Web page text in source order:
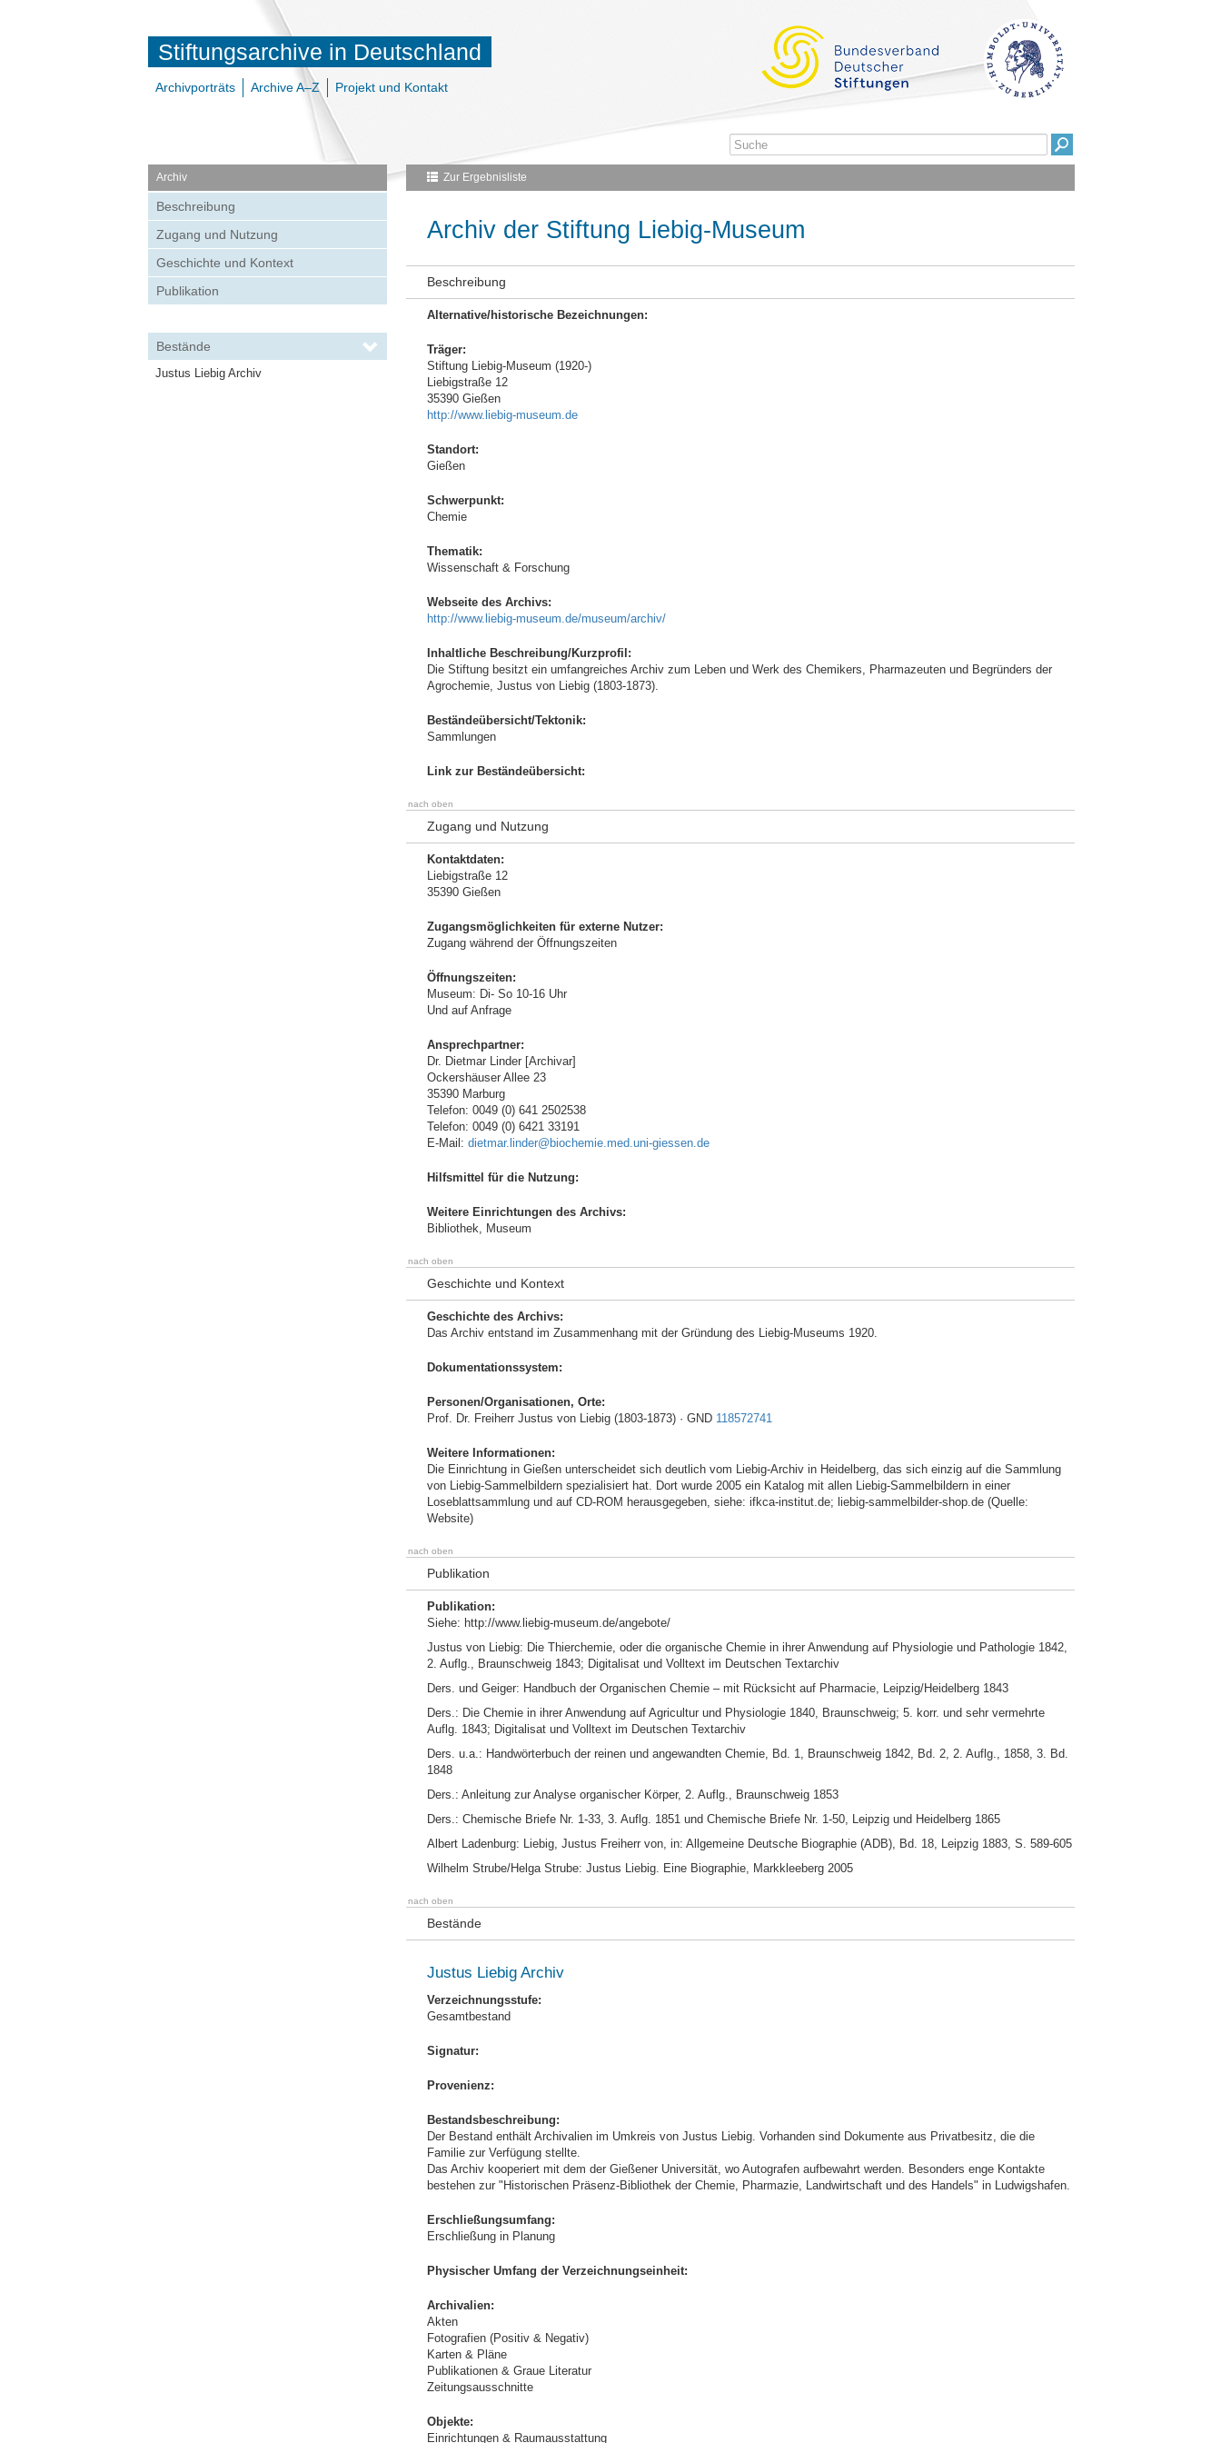
Stiftungsarchive in Deutschland
Archivporträts Archive A–Z Projekt und Kontakt
Archiv
Beschreibung
Zugang und Nutzung
Geschichte und Kontext
Publikation
Bestände
Justus Liebig Archiv
Zur Ergebnisliste
Archiv der Stiftung Liebig-Museum
Beschreibung
Alternative/historische Bezeichnungen:
Träger:
Stiftung Liebig-Museum (1920-)
Liebigstraße 12
35390 Gießen
http://www.liebig-museum.de
Standort:
Gießen
Schwerpunkt:
Chemie
Thematik:
Wissenschaft & Forschung
Webseite des Archivs:
http://www.liebig-museum.de/museum/archiv/
Inhaltliche Beschreibung/Kurzprofil:
Die Stiftung besitzt ein umfangreiches Archiv zum Leben und Werk des Chemikers, Pharmazeuten und Begründers der
Agrochemie, Justus von Liebig (1803-1873).
Beständeübersicht/Tektonik:
Sammlungen
Link zur Beständeübersicht:
nach oben
Zugang und Nutzung
Kontaktdaten:
Liebigstraße 12
35390 Gießen
Zugangsmöglichkeiten für externe Nutzer:
Zugang während der Öffnungszeiten
Öffnungszeiten:
Museum: Di- So 10-16 Uhr
Und auf Anfrage
Ansprechpartner:
Dr. Dietmar Linder [Archivar]
Ockershäuser Allee 23
35390 Marburg
Telefon: 0049 (0) 641 2502538
Telefon: 0049 (0) 6421 33191
E-Mail: dietmar.linder@biochemie.med.uni-giessen.de
Hilfsmittel für die Nutzung:
Weitere Einrichtungen des Archivs:
Bibliothek, Museum
nach oben
Geschichte und Kontext
Geschichte des Archivs:
Das Archiv entstand im Zusammenhang mit der Gründung des Liebig-Museums 1920.
Dokumentationssystem:
Personen/Organisationen, Orte:
Prof. Dr. Freiherr Justus von Liebig (1803-1873) · GND 118572741
Weitere Informationen:
Die Einrichtung in Gießen unterscheidet sich deutlich vom Liebig-Archiv in Heidelberg, das sich einzig auf die Sammlung
von Liebig-Sammelbildern spezialisiert hat. Dort wurde 2005 ein Katalog mit allen Liebig-Sammelbildern in einer
Loseblattsammlung und auf CD-ROM herausgegeben, siehe: ifkca-institut.de; liebig-sammelbilder-shop.de (Quelle:
Website)
nach oben
Publikation
Publikation:
Siehe: http://www.liebig-museum.de/angebote/
Justus von Liebig: Die Thierchemie, oder die organische Chemie in ihrer Anwendung auf Physiologie und Pathologie 1842,
2. Auflg., Braunschweig 1843; Digitalisat und Volltext im Deutschen Textarchiv
Ders. und Geiger: Handbuch der Organischen Chemie – mit Rücksicht auf Pharmacie, Leipzig/Heidelberg 1843
Ders.: Die Chemie in ihrer Anwendung auf Agricultur und Physiologie 1840, Braunschweig; 5. korr. und sehr vermehrte
Auflg. 1843; Digitalisat und Volltext im Deutschen Textarchiv
Ders. u.a.: Handwörterbuch der reinen und angewandten Chemie, Bd. 1, Braunschweig 1842, Bd. 2, 2. Auflg., 1858, 3. Bd.
1848
Ders.: Anleitung zur Analyse organischer Körper, 2. Auflg., Braunschweig 1853
Ders.: Chemische Briefe Nr. 1-33, 3. Auflg. 1851 und Chemische Briefe Nr. 1-50, Leipzig und Heidelberg 1865
Albert Ladenburg: Liebig, Justus Freiherr von, in: Allgemeine Deutsche Biographie (ADB), Bd. 18, Leipzig 1883, S. 589-605
Wilhelm Strube/Helga Strube: Justus Liebig. Eine Biographie, Markkleeberg 2005
nach oben
Bestände
Justus Liebig Archiv
Verzeichnungsstufe:
Gesamtbestand
Signatur:
Provenienz:
Bestandsbeschreibung:
Der Bestand enthält Archivalien im Umkreis von Justus Liebig. Vorhanden sind Dokumente aus Privatbesitz, die die
Familie zur Verfügung stellte.
Das Archiv kooperiert mit dem der Gießener Universität, wo Autografen aufbewahrt werden. Besonders enge Kontakte
bestehen zur "Historischen Präsenz-Bibliothek der Chemie, Pharmazie, Landwirtschaft und des Handels" in Ludwigshafen.
Erschließungsumfang:
Erschließung in Planung
Physischer Umfang der Verzeichnungseinheit:
Archivalien:
Akten
Fotografien (Positiv & Negativ)
Karten & Pläne
Publikationen & Graue Literatur
Zeitungsausschnitte
Objekte:
Einrichtungen & Raumausstattung